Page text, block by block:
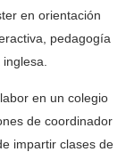
en orientación
pedagogía
en un colegio
de coordinador
impartir clases de